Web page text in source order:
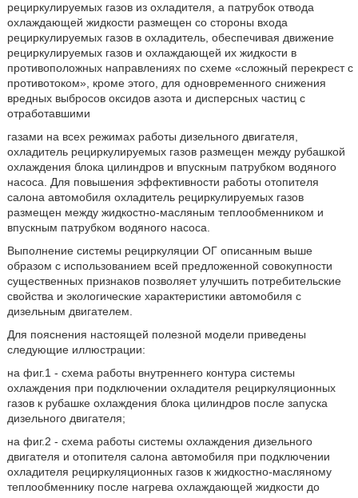
рециркулируемых газов из охладителя, а патрубок отвода
охлаждающей жидкости размещен со стороны входа
рециркулируемых газов в охладитель, обеспечивая движение
рециркулируемых газов и охлаждающей их жидкости в
противоположных направлениях по схеме «сложный перекрест с
противотоком», кроме этого, для одновременного снижения
вредных выбросов оксидов азота и дисперсных частиц с
отработавшими
газами на всех режимах работы дизельного двигателя,
охладитель рециркулируемых газов размещен между рубашкой
охлаждения блока цилиндров и впускным патрубком водяного
насоса. Для повышения эффективности работы отопителя
салона автомобиля охладитель рециркулируемых газов
размещен между жидкостно-масляным теплообменником и
впускным патрубком водяного насоса.
Выполнение системы рециркуляции ОГ описанным выше
образом с использованием всей предложенной совокупности
существенных признаков позволяет улучшить потребительские
свойства и экологические характеристики автомобиля с
дизельным двигателем.
Для пояснения настоящей полезной модели приведены
следующие иллюстрации:
на фиг.1 - схема работы внутреннего контура системы
охлаждения при подключении охладителя рециркуляционных
газов к рубашке охлаждения блока цилиндров после запуска
дизельного двигателя;
на фиг.2 - схема работы системы охлаждения дизельного
двигателя и отопителя салона автомобиля при подключении
охладителя рециркуляционных газов к жидкостно-масляному
теплообменнику после нагрева охлаждающей жидкости до